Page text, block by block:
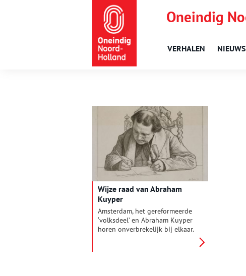
Oneindig
VERHALEN NIEUWS
Wijze raad van Abraham
Kuyper
Amsterdam, het gereformeerde
‘volksdeel’ en Abraham Kuyper
horen onverbrekelijk bij elkaar.